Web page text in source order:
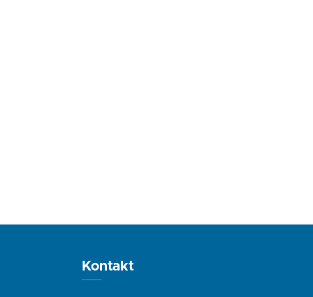
Kontakt